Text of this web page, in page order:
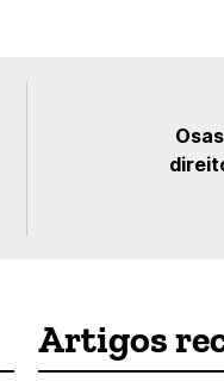
Artigos